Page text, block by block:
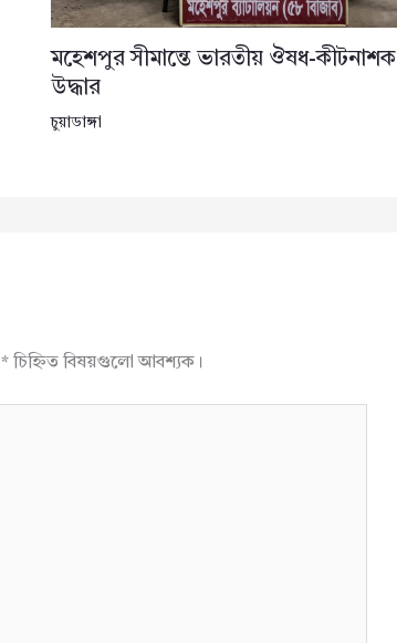
মহেশপুর সীমান্তে ভারতীয় ঔষধ-কীটনাশক
উদ্ধার
চুয়াডাঙ্গা
*চিহ্নিত বিষয়গুলো আবশ্যক।